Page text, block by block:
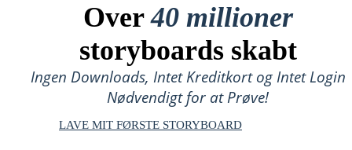
Over40 millioner
storyboards skabt
Ingen Downloads, Intet Kreditkort og Intet Login
Nødvendigt for at Prøve!
LAVE MIT FØRSTE STORYBOARD